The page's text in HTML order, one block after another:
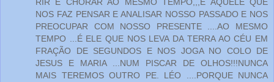
NOS FAZ PENSAR E ANALISAR NOSSO PASSADO E NOS
PREOCUPAR COM NOSSO PRESENTE ....AO MESMO
TEMPO ...É ELE QUE NOS LEVA DA TERRA AO CÉU EM
FRAÇÃO DE SEGUNDOS E NOS JOGA NO COLO DE
JESUS E MARIA ...NUM PISCAR DE OLHOS!!!NUNCA
MAIS TEREMOS OUTRO PE. LÉO ....PORQUE NUNCA